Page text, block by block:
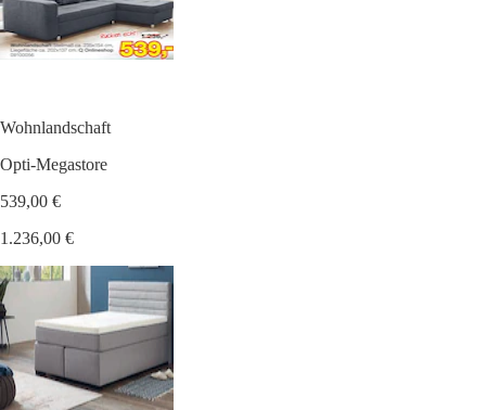
Wohnlandschaft
Opti-Megastore
539,00 €
1.236,00 €